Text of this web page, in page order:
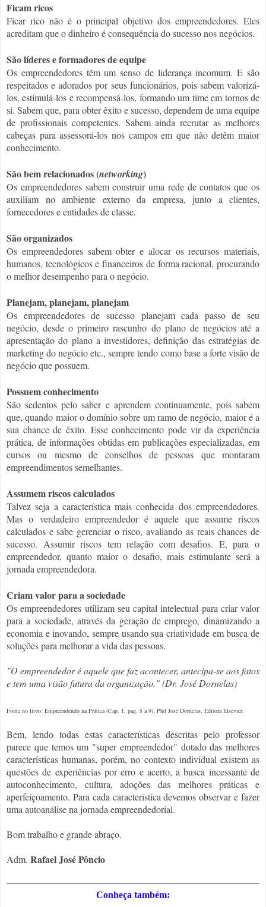
Ficam ricos
Ficar rico não é o principal objetivo dos empreendedores. Eles
acreditam que o dinheiro é consequência do sucesso nos negócios.
São líderes e formadores de equipe
Os empreendedores têm um senso de liderança incomum. E são
respeitados e adorados por seus funcionários, pois sabem valorizá-
los, estimulá-los e recompensá-los, formando um time em tornos de
si. Sabem que, para obter êxito e sucesso, dependem de uma equipe
de profissionais competentes. Sabem ainda recrutar as melhores
cabeças para assessorá-los nos campos em que não detêm maior
conhecimento.
São bem relacionados (networking)
Os empreendedores sabem construir uma rede de contatos que os
auxiliam no ambiente externo da empresa, junto a clientes,
fornecedores e entidades de classe.
São organizados
Os empreendedores sabem obter e alocar os recursos materiais,
humanos, tecnológicos e financeiros de forma racional, procurando
o melhor desempenho para o negócio.
Planejam, planejam, planejam
Os empreendedores de sucesso planejam cada passo de seu
negócio, desde o primeiro rascunho do plano de negócios até a
apresentação do plano a investidores, definição das estratégias de
marketing do negócio etc., sempre tendo como base a forte visão de
negócio que possuem.
Possuem conhecimento
São sedentos pelo saber e aprendem continuamente, pois sabem
que, quando maior o domínio sobre um ramo de negócio, maior é a
sua chance de êxito. Esse conhecimento pode vir da experiência
prática, de informações obtidas em publicações especializadas, em
cursos ou mesmo de conselhos de pessoas que montaram
empreendimentos semelhantes.
Assumem riscos calculados
Talvez seja a característica mais conhecida dos empreendedores.
Mas o verdadeiro empreendedor é aquele que assume riscos
calculados e sabe gerenciar o risco, avaliando as reais chances de
sucesso. Assumir riscos tem relação com desafios. E, para o
empreendedor, quanto maior o desafio, mais estimulante será a
jornada empreendedora.
Criam valor para a sociedade
Os empreendedores utilizam seu capital intelectual para criar valor
para a sociedade, através da geração de emprego, dinamizando a
economia e inovando, sempre usando sua criatividade em busca de
soluções para melhorar a vida das pessoas.
"O empreendedor é aquele que faz acontecer, antecipa-se aos fatos
e tem uma visão futura da organização." (Dr. José Dornelas)
Fonte no livro: Empreendendo na Prática (Cap. 1, pag. 5 a 9), Phd José Dornelas, Editora Elsevier.
Bem, lendo todas estas características descritas pelo professor
parece que temos um "super empreendedor" dotado das melhores
características humanas, porém, no contexto individual existem as
questões de experiências por erro e acerto, a busca incessante de
autoconhecimento, cultura, adoções das melhores práticas e
aperfeiçoamento. Para cada característica devemos observar e fazer
uma autoanálise na jornada empreendedorial.
Bom trabalho e grande abraço.
Adm. Rafael José Pôncio
Conheça também: